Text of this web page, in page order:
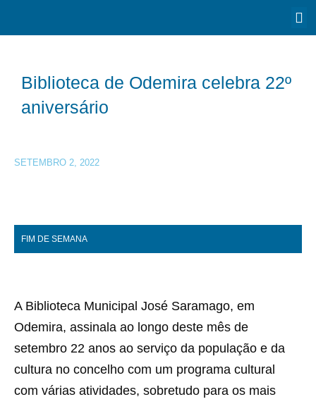
Biblioteca de Odemira celebra 22º
aniversário
SETEMBRO 2, 2022
FIM DE SEMANA
A Biblioteca Municipal José Saramago, em
Odemira, assinala ao longo deste mês de
setembro 22 anos ao serviço da população e da
cultura no concelho com um programa cultural
com várias atividades, sobretudo para os mais